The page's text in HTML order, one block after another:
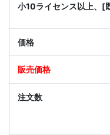
小10ライセンス以上、[